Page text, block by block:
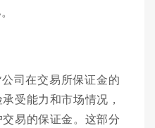
司在交易所保证金的
受能力和市场情况，
易的保证金。这部分